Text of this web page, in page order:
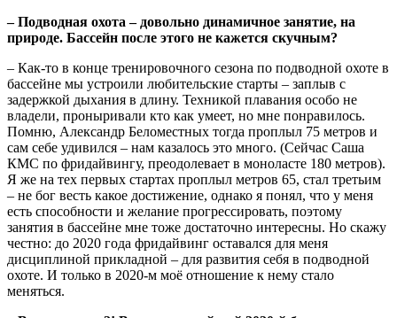
– Подводная охота – довольно динамичное занятие, на
природе. Бассейн после этого не кажется скучным?
– Как-то в конце тренировочного сезона по подводной охоте в
бассейне мы устроили любительские старты – заплыв с
задержкой дыхания в длину. Техникой плавания особо не
владели, проныривали кто как умеет, но мне понравилось.
Помню, Александр Беломестных тогда проплыл 75 метров и
сам себе удивился – нам казалось это много. (Сейчас Саша
КМС по фридайвингу, преодолевает в моноласте 180 метров).
Я же на тех первых стартах проплыл метров 65, стал третьим
– не бог весть какое достижение, однако я понял, что у меня
есть способности и желание прогрессировать, поэтому
занятия в бассейне мне тоже достаточно интересны. Но скажу
честно: до 2020 года фридайвинг оставался для меня
дисциплиной прикладной – для развития себя в подводной
охоте. И только в 2020-м моё отношение к нему стало
меняться.